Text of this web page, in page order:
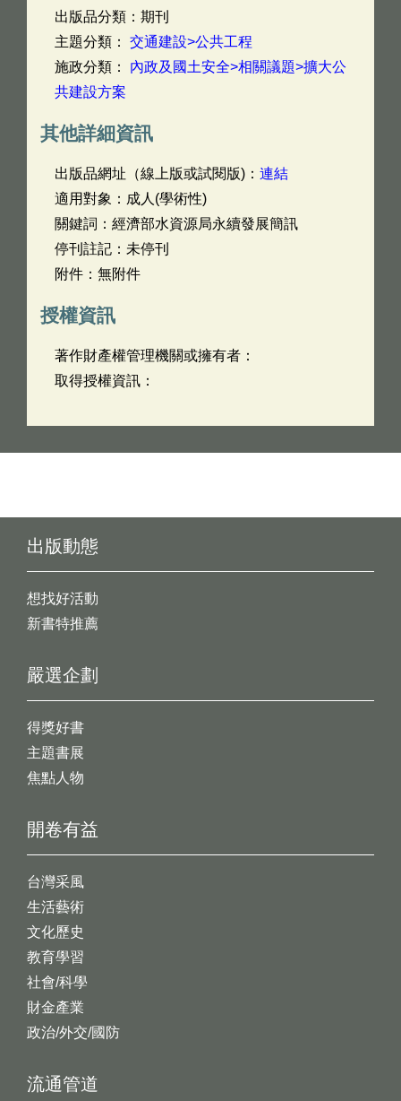
出版品分類：期刊
主題分類： 交通建設>公共工程
施政分類： 內政及國土安全>相關議題>擴大公
共建設方案
其他詳細資訊
出版品網址（線上版或試閱版)： 連結
適用對象：成人(學術性)
關鍵詞：經濟部水資源局永續發展簡訊
停刊註記：未停刊
附件：無附件
授權資訊
著作財產權管理機關或擁有者：
取得授權資訊：
出版動態
想找好活動
新書特推薦
開卷有益
台灣采風
生活藝術
文化歷史
教育學習
社會/科學
財金產業
政治/外交/國防
嚴選企劃
得獎好書
主題書展
焦點人物
流通管道